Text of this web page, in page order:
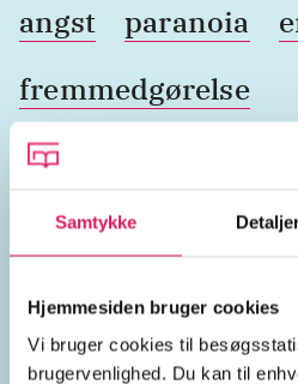
Samtykke
Hjemmesiden bruger cookies
Vi bruger cookies til
brugervenlighed. Du kan til
angst
paranoia
fremmedgørelse
identitetskriser
psykiske problemer
rejser
søvnløshed
isolation